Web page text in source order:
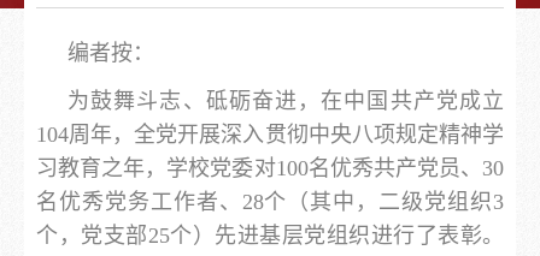
编者按：
为鼓舞斗志、砥砺奋进，在中国共产党成立
104周年，全党开展深入贯彻中央八项规定精神学
习教育之年，学校党委对100名优秀共产党员、30
名优秀党务工作者、28个（其中，二级党组织3
个，党支部25个）先进基层党组织进行了表彰。